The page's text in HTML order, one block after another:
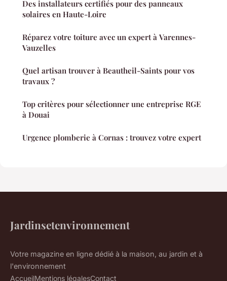
Des installateurs certifiés pour des panneaux
solaires en Haute-Loire
Réparez votre toiture avec un expert à Varennes-
Vauzelles
Quel artisan trouver à Beautheil-Saints pour vos
travaux ?
Top critères pour sélectionner une entreprise RGE
à Douai
Urgence plomberie à Cornas : trouvez votre expert
Jardinsetenvironnement
Votre magazine en ligne dédié à la maison, au jardin et à
l'environnement
AccueilMentions légalesContact